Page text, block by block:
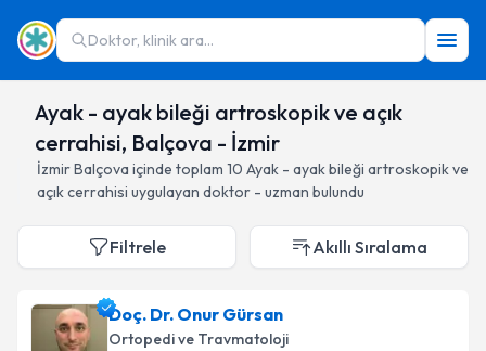
Doktor, klinik ara...
Ayak - ayak bileği artroskopik ve açık
cerrahisi, Balçova - İzmir
İzmirBalçova içinde toplam 10 Ayak - ayak bileği artroskopik ve
açık cerrahisi uygulayan doktor - uzman bulundu
Filtrele Akıllı Sıralama
Doç. Dr. Onur Gürsan
Ortopedi ve Travmatoloji